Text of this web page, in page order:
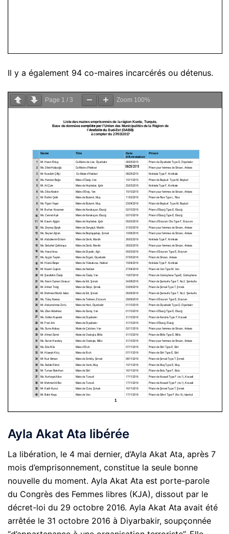
Il y a également 94 co-maires incarcérés ou détenus.
Page 1 / 3 Zoom 100%
Ayla Akat Ata libérée
La libération, le 4 mai dernier, d’Ayla Akat Ata, après 7
mois d’emprisonnement, constitue la seule bonne
nouvelle du moment. Ayla Akat Ata est porte-parole
du Congrès des Femmes libres (KJA), dissout par le
décret-loi du 29 octobre 2016. Ayla Akat Ata avait été
arrêtée le 31 octobre 2016 à Diyarbakir, soupçonnée